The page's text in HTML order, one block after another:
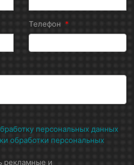
Телефон *
персональных данных
обработки персональных
рекламные и